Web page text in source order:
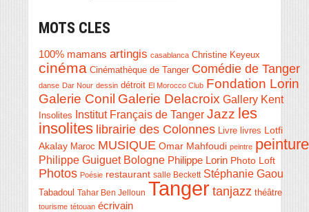
MOTS CLES
100% mamans artingis casablanca Christine Keyeux
cinéma Cinémathèque de Tanger Comédie de Tanger
danse Dar Nour dessin détroit El Morocco Club Fondation Lorin
Galerie Conil Galerie Delacroix Gallery Kent
Insolites Institut Français de Tanger Jazz les
insolites librairie des Colonnes Livre livres Lotfi
Akalay Maroc MUSIQUE Omar Mahfoudi peintre peinture
Philippe Guiguet Bologne Philippe Lorin Photo Loft
Photos Poésie restaurant salle Beckett Stéphanie Gaou
Tabadoul Tahar Ben Jelloun Tanger tanjazz théâtre
tourisme tétouan écrivain